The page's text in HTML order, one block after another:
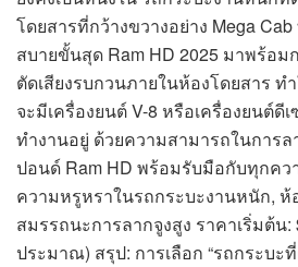
โดยสารที่กว้างขวางอย่าง Mega
สบายขั้นสุด Ram HD 2025 มาพร้อม
ตัดเสียงรบกวนภายในห้องโดยสาร ท
จะมีเครื่องยนต์ V-8 หรือเครื่องยนต์ดี
ทำงานอยู่ ด้วยความสามารถในการล
ปอนด์ Ram HD พร้อมรับมือกับทุกคว
ความหรูหราในรถกระบะงานหนัก, ห้
สมรรถนะการลากจูงสูง ราคาเริ่มต้น:
ประมาณ) สรุป: การเลือก “รถกระบะ